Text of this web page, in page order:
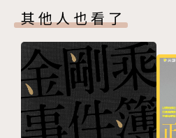
第三節 約瑟
第五章 寄居和出埃及的年表
第一節 在埃及寄居的年日
第二節 出埃及的年代（註二十）
第六章 在埃及的生活
第一節 埃及的四個統治時期
第二節 埃及人的生活
其他人也看了